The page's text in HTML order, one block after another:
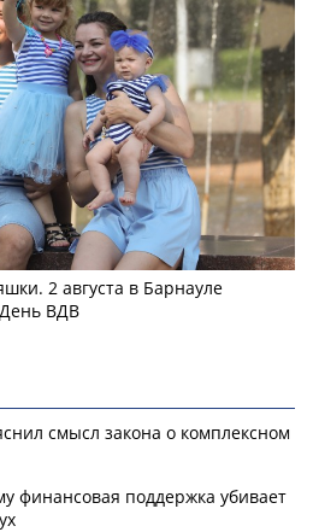
2 августа в Барнауле
ВДВ
смысл закона о комплексном
финансовая поддержка убивает